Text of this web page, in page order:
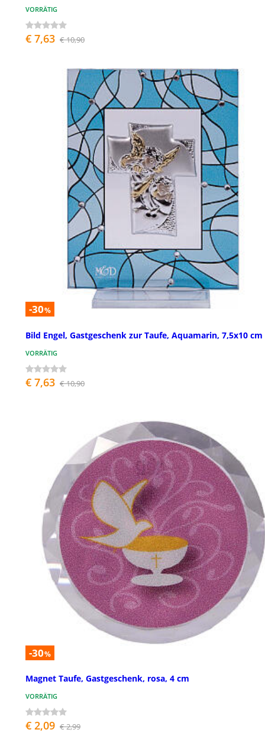
VORRÄTIG
€ 7,63 € 10,90
-30%
Bild Engel, Gastgeschenk zur Taufe, Aquamarin, 7,5x10 cm
VORRÄTIG
€ 7,63 € 10,90
-30%
Magnet Taufe, Gastgeschenk, rosa, 4 cm
VORRÄTIG
€ 2,09 € 2,99